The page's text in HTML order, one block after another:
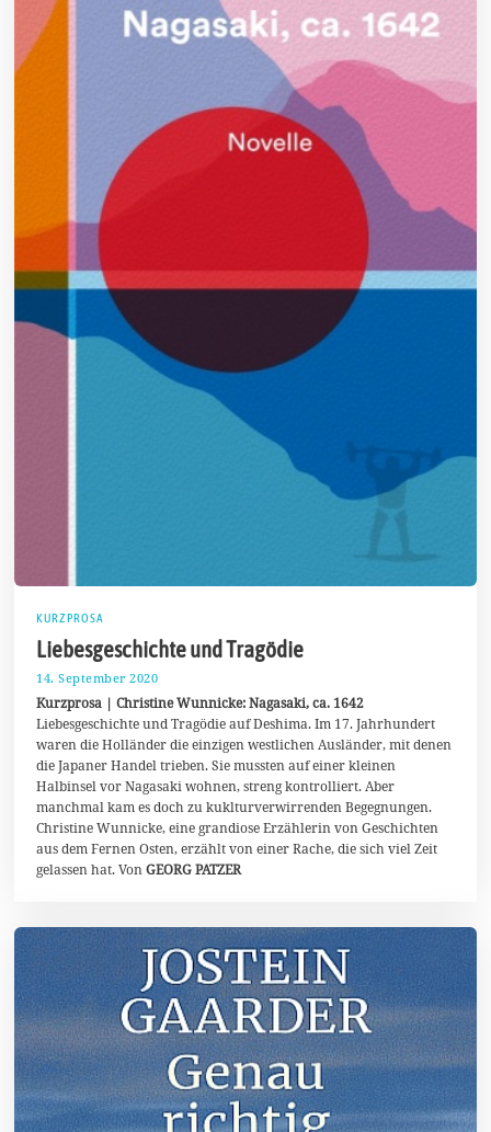
KURZPROSA
Liebesgeschichte und Tragödie
14. September 2020
.
S
e
p
e
m
b
r
2
0
Kurzprosa | Christine Wunnicke: Nagasaki, ca. 1642
Liebesgeschichte und Tragödie auf Deshima. Im 17. Jahrhundert
waren die Holländer die einzigen westlichen Ausländer, mit denen
die Japaner Handel trieben. Sie mussten auf einer kleinen
Halbinsel vor Nagasaki wohnen, streng kontrolliert. Aber
manchmal kam es doch zu kuklturverwirrenden Begegnungen.
Christine Wunnicke, eine grandiose Erzählerin von Geschichten
aus dem Fernen Osten, erzählt von einer Rache, die sich viel Zeit
gelassen hat. VonGEORG PATZER